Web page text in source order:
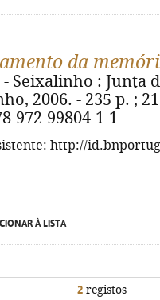
da
- Seixalinho : Junta
2006. - 235 p. ;
972-99804-1-1
http://
À LISTA
2 registos